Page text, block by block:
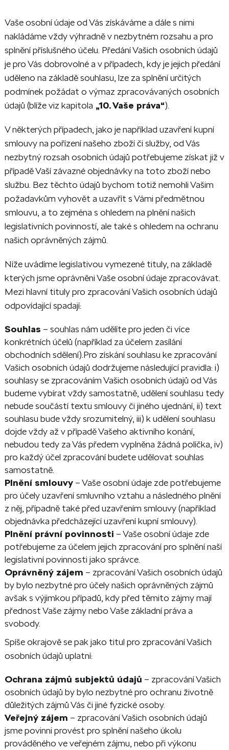
Vaše osobní údaje od Vás získáváme a dále s nimi
nakládáme vždy výhradně v nezbytném rozsahu a pro
splnění příslušného účelu. Předání Vašich osobních údajů
je pro Vás dobrovolné a v případech, kdy je jejich předání
uděleno na základě souhlasu, lze za splnění určitých
podmínek požádat o výmaz zpracovávaných osobních
údajů (blíže viz kapitola „10. Vaše práva“).
V některých případech, jako je například uzavření kupní
smlouvy na pořízení našeho zboží či služby, od Vás
nezbytný rozsah osobních údajů potřebujeme získat již v
případě Vaší závazné objednávky na toto zboží nebo
službu. Bez těchto údajů bychom totiž nemohli Vašim
požadavkům vyhovět a uzavřít s Vámi předmětnou
smlouvu, a to zejména s ohledem na plnění našich
legislativních povinností, ale také s ohledem na ochranu
našich oprávněných zájmů.
Níže uvádíme legislativou vymezené tituly, na základě
kterých jsme oprávněni Vaše osobní údaje zpracovávat.
Mezi hlavní tituly pro zpracování Vašich osobních údajů
odpovídající spadají:
Souhlas – souhlas nám udělíte pro jeden či více
konkrétních účelů (například za účelem zasílání
obchodních sdělení).Pro získání souhlasu ke zpracování
Vašich osobních údajů dodržujeme následující pravidla: i)
souhlasy se zpracováním Vašich osobních údajů od Vás
budeme vybírat vždy samostatně, udělení souhlasu tedy
nebude součástí textu smlouvy či jiného ujednání, ii) text
souhlasu bude vždy srozumitelný, iii) k udělení souhlasu
dojde vždy až v případě Vašeho aktivního konání,
nebudou tedy za Vás předem vyplněna žádná políčka, iv)
pro každý účel zpracování budete udělovat souhlas
samostatně.
Plnění smlouvy– Vaše osobní údaje zde potřebujeme
pro účely uzavření smluvního vztahu a následného plnění
z něj, případně také před uzavřením smlouvy (například
objednávka předcházející uzavření kupní smlouvy).
Plnění právní povinnosti – Vaše osobní údaje zde
potřebujeme za účelem jejich zpracování pro splnění naší
legislativní povinnosti jako správce.
Oprávněný zájem – zpracování Vašich osobních údajů
by bylo nezbytné pro účely našich oprávněných zájmů
avšak s výjimkou případů, kdy před těmito zájmy mají
přednost Vaše zájmy nebo Vaše základní práva a
svobody.
Spíše okrajově se pak jako titul pro zpracování Vašich
osobních údajů uplatní:
Ochrana zájmů subjektů údajů – zpracování Vašich
osobních údajů by bylo nezbytné pro ochranu životně
důležitých zájmů Vás či jiné fyzické osoby.
Veřejný zájem – zpracování Vašich osobních údajů
jsme povinni provést pro splnění našeho úkolu
prováděného ve veřejném zájmu, nebo při výkonu